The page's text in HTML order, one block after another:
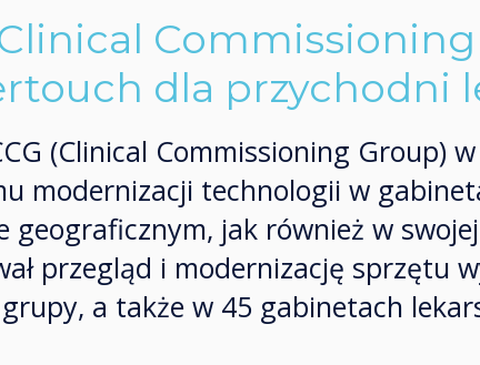
dla przychodni
(Clinical Commissioning Group) w
modernizacji technologii w
geograficznym, jak również w
przegląd i modernizację sprzętu
grupy, a także w 45 gabinetach